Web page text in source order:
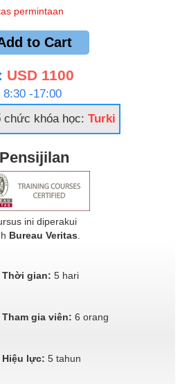
permintaan
to Cart
USD 1100
8:30 -17:00
chức khóa học: Turki
Pensijilan
ini diperakui
Bureau Veritas
Thời gian: 5 hari
Tham gia viên: 6 orang
Hiệu lực: 5 tahun